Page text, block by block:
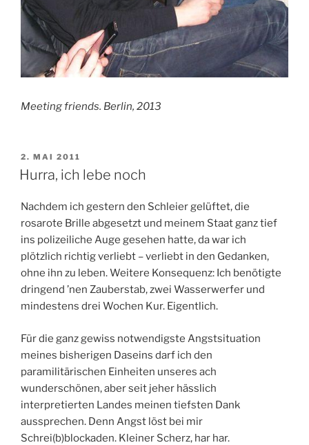
Meeting friends. Berlin, 2013
VERÖFFENTLICHT
AM
2. MAI 2011
Hurra, ich lebe noch
Nachdem ich gestern den Schleier gelüftet, die
rosarote Brille abgesetzt und meinem Staat ganz tief
ins polizeiliche Auge gesehen hatte, da war ich
plötzlich richtig verliebt – verliebt in den Gedanken,
ohne ihn zu leben. Weitere Konsequenz: Ich benötigte
dringend ’nen Zauberstab, zwei Wasserwerfer und
mindestens drei Wochen Kur. Eigentlich.
Für die ganz gewiss notwendigste Angstsituation
meines bisherigen Daseins darf ich den
paramilitärischen Einheiten unseres ach
wunderschönen, aber seit jeher hässlich
interpretierten Landes meinen tiefsten Dank
aussprechen. Denn Angst löst bei mir
Schrei(b)blockaden. Kleiner Scherz, har har.